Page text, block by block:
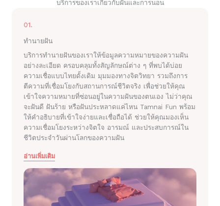
บริการของเราเกี่ยวกับฝันและการนอน
01.
ทำนายฝัน
บริการทำนายฝันของเราให้ข้อมูลความหมายของความฝัน
อย่างละเอียด ครอบคลุมทั้งสัญลักษณ์ต่าง ๆ ที่พบได้บ่อย
ความเชื่อแบบไทยดั้งเดิม มุมมองทางจิตวิทยา รวมถึงการ
ตีความที่เชื่อมโยงกับสถานการณ์ชีวิตจริง เพื่อช่วยให้คุณ
เข้าใจความหมายที่ซ่อนอยู่ในความฝันของตนเอง ไม่ว่าคุณ
จะฝันดี ฝันร้าย หรือฝันประหลาดแค่ไหน Tamnai Fun พร้อม
ให้คำอธิบายที่เข้าใจง่ายและเชื่อถือได้ ช่วยให้คุณมองเห็น
ความเชื่อมโยงระหว่างจิตใจ อารมณ์ และประสบการณ์ใน
ชีวิตประจำวันผ่านโลกของความฝัน
อ่านเพิ่มเติม